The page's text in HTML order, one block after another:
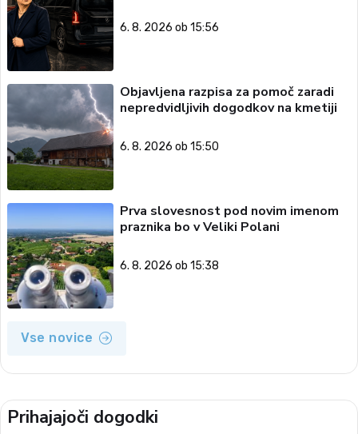
6. 8. 2026 ob 15:56
Objavljena razpisa za pomoč zaradi
nepredvidljivih dogodkov na kmetiji
6. 8. 2026 ob 15:50
Prva slovesnost pod novim imenom
praznika bo v Veliki Polani
6. 8. 2026 ob 15:38
Vse novice
Prihajajoči dogodki